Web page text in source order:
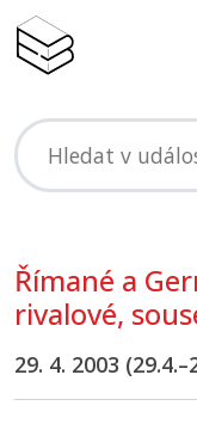
Římané a
rivalové,
29. 4. 2003